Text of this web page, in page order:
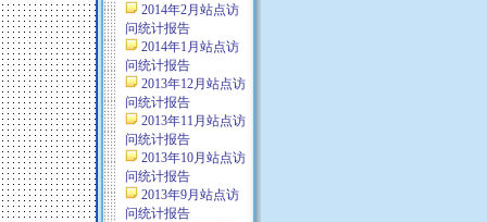
2014年2月站点访
问统计报告
2014年1月站点访
问统计报告
2013年12月站点访
问统计报告
2013年11月站点访
问统计报告
2013年10月站点访
问统计报告
2013年9月站点访
问统计报告